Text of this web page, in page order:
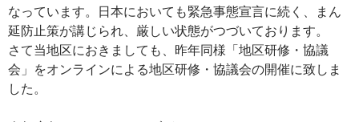
なっています。日本においても緊急事態宣言に続く、まん
延防止策が講じられ、厳しい状態がつづいております。
さて当地区におきましても、昨年同様「地区研修・協議
会」をオンラインによる地区研修・協議会の開催に致しま
した。